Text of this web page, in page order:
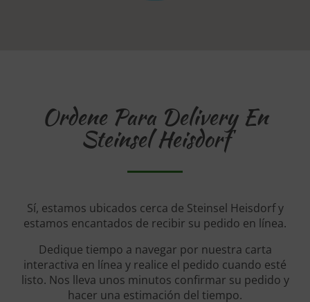
Ordene Para Delivery En
Steinsel Heisdorf
Sí, estamos ubicados cerca de Steinsel Heisdorf y
estamos encantados de recibir su pedido en línea.
Dedique tiempo a navegar por nuestra carta
interactiva en línea y realice el pedido cuando esté
listo. Nos lleva unos minutos confirmar su pedido y
hacer una estimación del tiempo.